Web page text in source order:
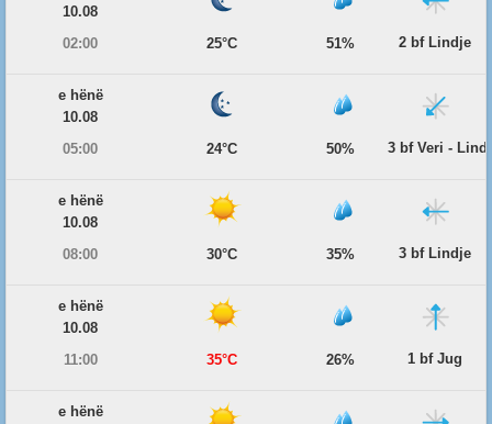
10.08
02:00
25°C 51% 2 bf Lindje
e hënë
10.08
05:00
24°C 50% 3 bf Veri -
e hënë
10.08
08:00
30°C 35% 3 bf Lindje
e hënë
10.08
11:00
35°C 26% 1 bf Jug
e hënë